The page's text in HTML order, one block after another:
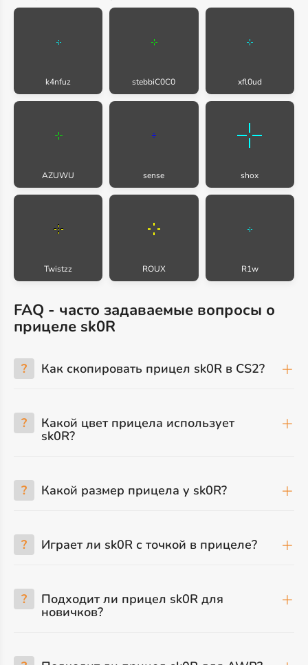
k4nfuz stebbiC0C0 xfl0ud
AZUWU sense shox
Twistzz ROUX R1w
FAQ - часто задаваемые вопросы о
прицеле sk0R
? Как скопировать прицел sk0R в CS2?
? Какой цвет прицела использует
sk0R?
? Какой размер прицела у sk0R?
? Играет ли sk0R с точкой в прицеле?
? Подходит ли прицел sk0R для
новичков?